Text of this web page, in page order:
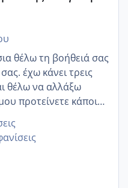
θέλω τη βοήθειά σας
σας. έχω κάνει τρεις
θέλω να αλλάξω
προτείνετε κάποιον
και είχατε
υγεία με τον
το εψαξε καθόλου